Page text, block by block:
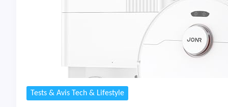
Tests & Avis Tech & Lifestyle